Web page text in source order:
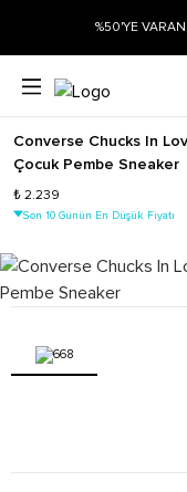
%50'YE
Converse Chucks In
Çocuk Pembe Sneaker
₺ 2.239
Son 10 Günün En Düşük Fiyatı